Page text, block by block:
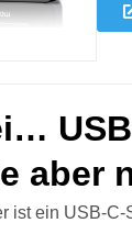
aber
ist ein USB-C-